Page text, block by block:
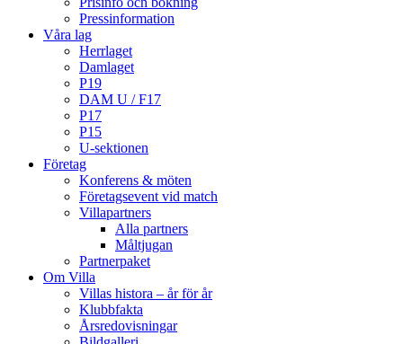
Pressinformation
Våra lag
Herrlaget
Damlaget
P19
DAM U / F17
P17
P15
U-sektionen
Företag
Konferens & möten
Företagsevent vid match
Villapartners
Alla partners
Måltjugan
Partnerpaket
Om Villa
Villas histora – år för år
Klubbfakta
Årsredovisningar